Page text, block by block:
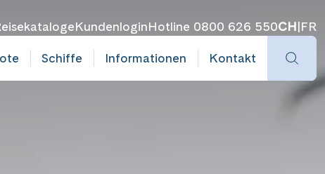
KundenloginHotline 0800 626 550CH|FR
Schiffe Informationen Kontakt